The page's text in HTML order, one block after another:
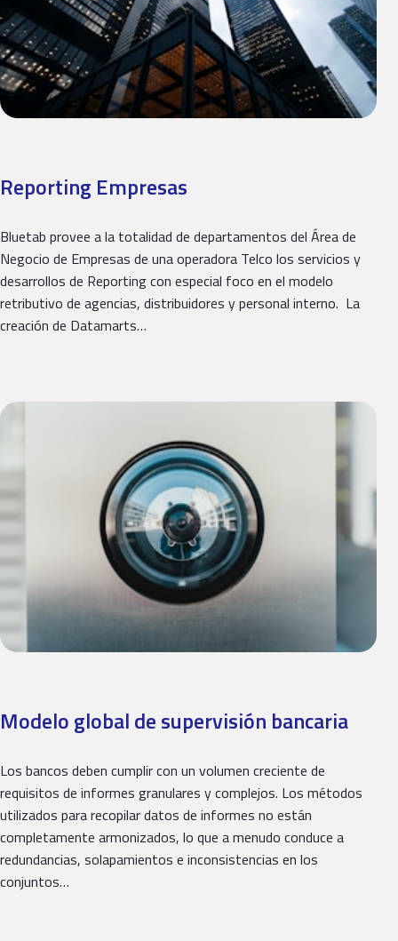
Reporting Empresas
Bluetab provee a la totalidad de departamentos del Área de
Negocio de Empresas de una operadora Telco los servicios y
desarrollos de Reporting con especial foco en el modelo
retributivo de agencias, distribuidores y personal interno. La
creación de Datamarts…
Modelo global de supervisión bancaria
Los bancos deben cumplir con un volumen creciente de
requisitos de informes granulares y complejos. Los métodos
utilizados para recopilar datos de informes no están
completamente armonizados, lo que a menudo conduce a
redundancias, solapamientos e inconsistencias en los
conjuntos…